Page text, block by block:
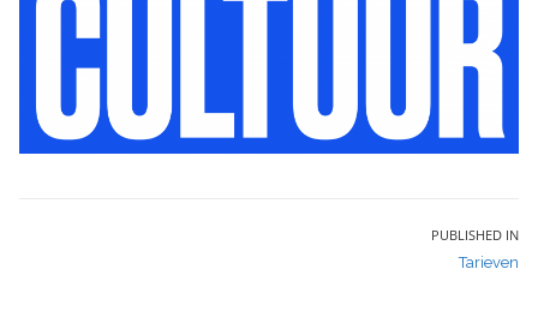
PUBLISHED IN
Tarieven